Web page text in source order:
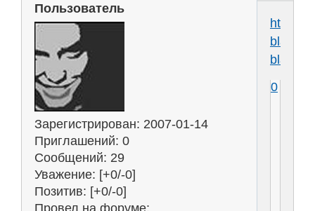
Пользователь
Зарегистрирован: 2007-01-14
Приглашений: 0
Сообщений: 29
Уважение: [+0/-0]
Позитив: [+0/-0]
Провел на форуме:
http://
bla-
bla.ru/
0